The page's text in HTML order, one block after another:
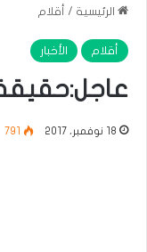
الرئيسية / أقلام
أقلام الأخبار
عاجل:حقيقة
18 نوفمبر، 2017 791